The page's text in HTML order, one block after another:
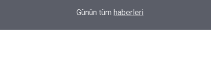
Uzadı, Ödeme Kuralları Değişti
Günün tüm haberleri